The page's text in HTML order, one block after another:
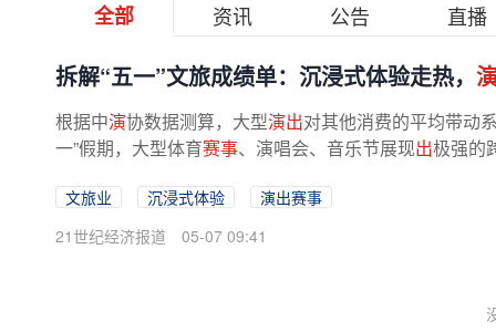
全部 资讯 公告 直播
拆解“五一”文旅成绩单：沉浸式体验走热，
根据中演协数据测算，大型演出对其他消费的平均带动
一”假期，大型体育赛事、演唱会、音乐节展现出极强的
文旅业 沉浸式体验
演出赛事
21世纪经济报道
05-07 09:41